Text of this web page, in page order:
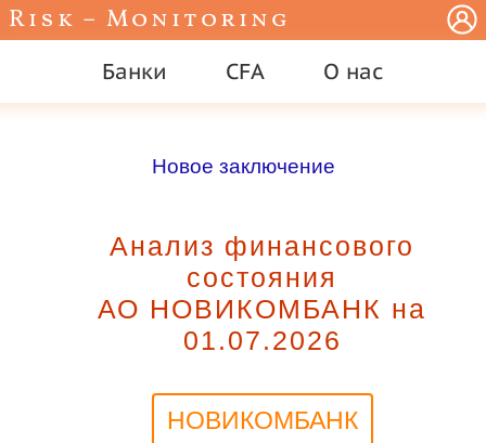
Risk – Monitoring
Банки CFA О нас
Новое заключение
Анализ финансового
состояния
АО НОВИКОМБАНК на
01.07.2026
НОВИКОМБАНК